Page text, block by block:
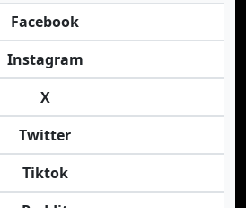
Facebook
Instagram
X
Twitter
Tiktok